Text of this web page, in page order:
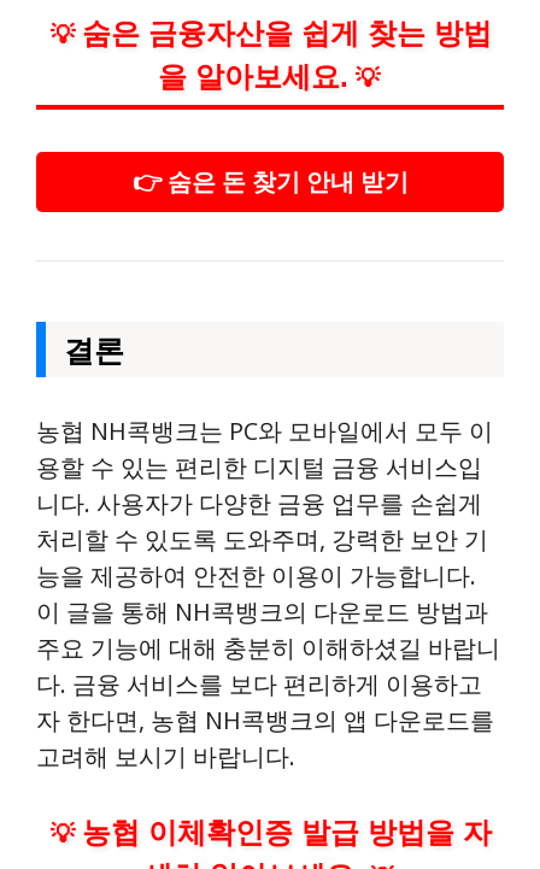
💡 숨은 금융자산을 쉽게 찾는 방법
을 알아보세요. 💡
👉 숨은 돈 찾기 안내 받기
결론
농협 NH콕뱅크는 PC와 모바일에서 모두 이
용할 수 있는 편리한 디지털 금융 서비스입
니다. 사용자가 다양한 금융 업무를 손쉽게
처리할 수 있도록 도와주며, 강력한 보안 기
능을 제공하여 안전한 이용이 가능합니다.
이 글을 통해 NH콕뱅크의 다운로드 방법과
주요 기능에 대해 충분히 이해하셨길 바랍니
다. 금융 서비스를 보다 편리하게 이용하고
자 한다면, 농협 NH콕뱅크의 앱 다운로드를
고려해 보시기 바랍니다.
💡 농협 이체확인증 발급 방법을 자